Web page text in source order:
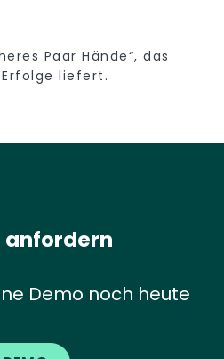
Paar Hände“, das
liefert.
anfordern
Demo noch heute